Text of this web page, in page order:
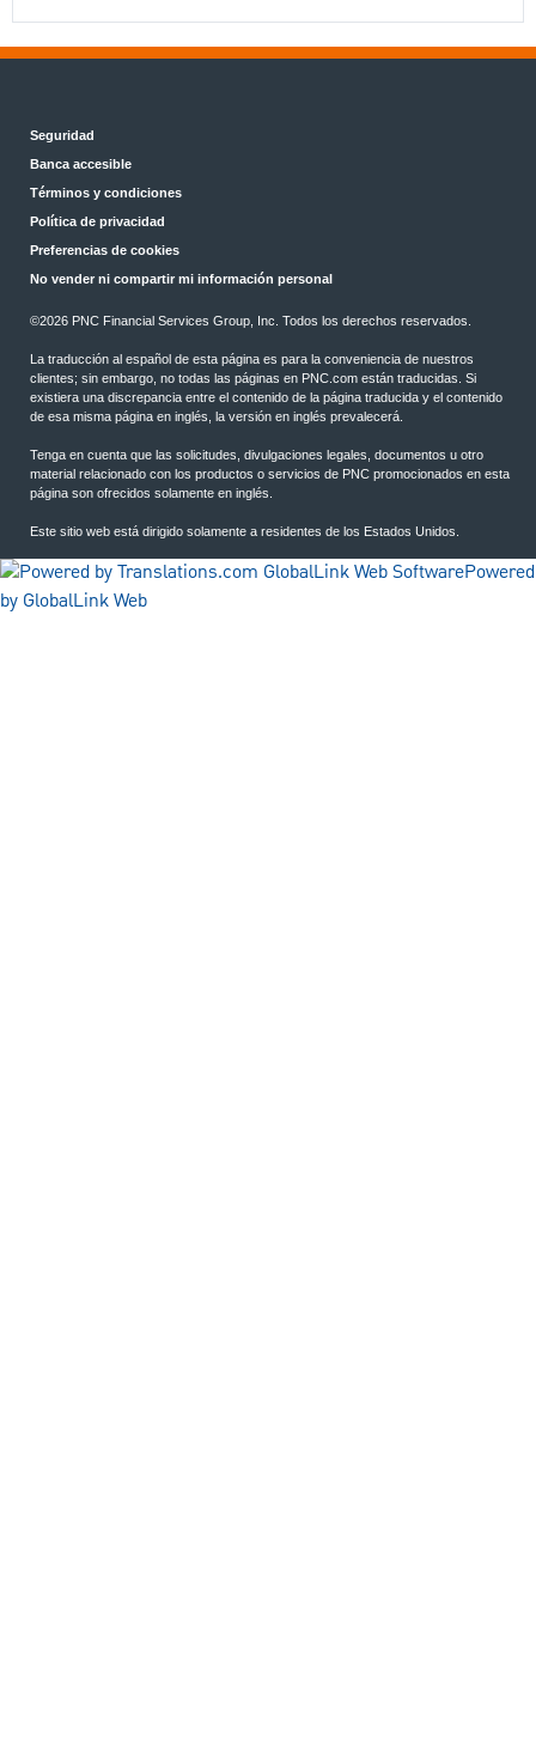
Seguridad
Banca accesible
Términos y condiciones
Política de privacidad
Preferencias de cookies
No vender ni compartir mi información personal
©2026 PNC Financial Services Group, Inc. Todos los derechos reservados.
La traducción al español de esta página es para la conveniencia de nuestros
clientes; sin embargo, no todas las páginas en PNC.com están traducidas. Si
existiera una discrepancia entre el contenido de la página traducida y el contenido
de esa misma página en inglés, la versión en inglés prevalecerá.
Tenga en cuenta que las solicitudes, divulgaciones legales, documentos u otro
material relacionado con los productos o servicios de PNC promocionados en esta
página son ofrecidos solamente en inglés.
Este sitio web está dirigido solamente a residentes de los Estados Unidos.
Powered
by GlobalLink Web